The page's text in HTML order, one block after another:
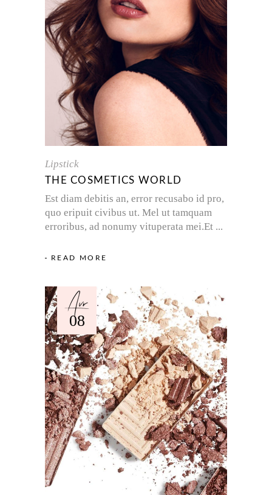
Lipstick
THE COSMETICS WORLD
Est diam debitis an, error recusabo id pro,
quo eripuit civibus ut. Mel ut tamquam
erroribus, ad nonumy vituperata mei.Et
READ MORE
Avr
08